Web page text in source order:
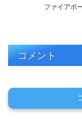
ファイアボ
コメント